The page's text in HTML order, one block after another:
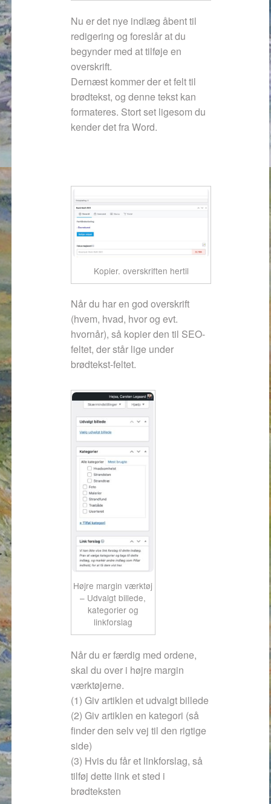
Nu er det nye indlæg åbent til
redigering og foreslår at du
begynder med at tilføje en
overskrift.
Dernæst kommer der et felt til
brødtekst, og denne tekst kan
formateres. Stort set ligesom du
kender det fra Word.
Kopier. overskriften hertil
Når du har en god overskrift
(hvem, hvad, hvor og evt.
hvornår), så kopier den til SEO-
feltet, der står lige under
brødtekst-feltet.
Højre margin værktøj
– Udvalgt billede,
kategorier og
linkforslag
Når du er færdig med ordene,
skal du over i højre margin
værktøjerne.
(1) Giv artiklen et udvalgt billede
(2) Giv artiklen en kategori (så
finder den selv vej til den rigtige
side)
(3) Hvis du får et linkforslag, så
tilføj dette link et sted i
brødteksten